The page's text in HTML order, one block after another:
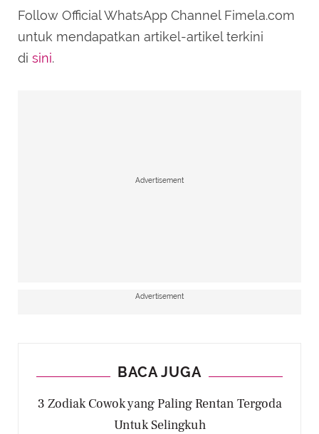
Follow Official WhatsApp Channel Fimela.com
untuk mendapatkan artikel-artikel terkini
di sini.
Advertisement
Advertisement
BACA JUGA
3 Zodiak Cowok yang Paling Rentan Tergoda
Untuk Selingkuh